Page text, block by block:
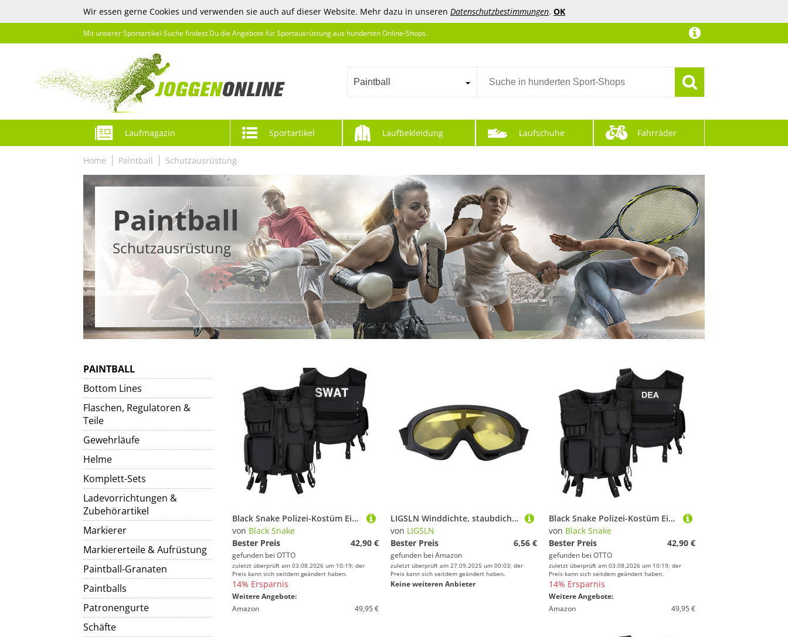
Wir essen gerne Cookies und verwenden sie auch auf dieser Website. Mehr dazu in unseren Datenschutzbestimmungen. OK
Mit unserer Sportartikel-Suche findest Du die Angebote für Sportausrüstung aus hunderten Online-Shops.
Paintball
Laufmagazin Sportartikel Laufbekleidung Laufschuhe Fahrräder
Home Paintball Schutzausrüstung
Paintball
Schutzausrüstung
PAINTBALL
Bottom Lines
Flaschen, Regulatoren &
Teile
Gewehrläufe
Helme
Komplett-Sets
Ladevorrichtungen &
Zubehörartikel
Markierer
Markiererteile & Aufrüstung
Paintball-Granaten
Paintballs
Patronengurte
Schäfte
Black Snake Polizei-Kostüm Einsatzweste - Karnavalskostüm - Agentenkostüm, SWAT/FBI/DEA/Security Einsatzweste
von Black Snake
Bester Preis
42,90 €
gefunden bei OTTO
zuletzt überprüft am 03.08.2026 um 10:19; der
Preis kann sich seitdem geändert haben.
14% Ersparnis
Weitere Angebote:
Amazon
49,95 €
LIGSLN Winddichte, staubdichte Schutzbrille, transparente Gläser, Airsofts, Paintball-Schutzbrille für Bergwege und Wälder
von LIGSLN
Bester Preis
6,56 €
gefunden bei Amazon
zuletzt überprüft am 27.09.2025 um 00:03; der
Preis kann sich seitdem geändert haben.
Keine weiteren Anbieter
Black Snake Polizei-Kostüm Einsatzweste - Karnavalskostüm - Agentenkostüm, SWAT/FBI/DEA/Security Einsatzweste
von Black Snake
Bester Preis
42,90 €
gefunden bei OTTO
zuletzt überprüft am 03.08.2026 um 10:19; der
Preis kann sich seitdem geändert haben.
14% Ersparnis
Weitere Angebote:
Amazon
49,95 €